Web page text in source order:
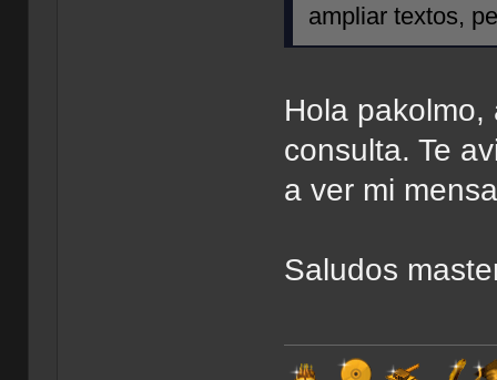
ampliar textos,
Hola
consulta. Te
a ver mi
Saludos